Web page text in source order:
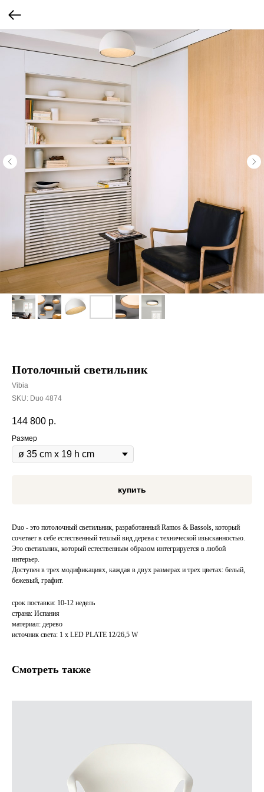
Потолочный светильник
Vibia
SKU: Duo 4874
144 800 р.
Размер
купить
Duo - это потолочный светильник, разработанный Ramos & Bassols, который
сочетает в себе естественный теплый вид дерева с технической изысканностью.
Это светильник, который естественным образом интегрируется в любой
интерьер.
Доступен в трех модификациях, каждая в двух размерах и трех цветах: белый,
бежевый, графит.
срок поставки: 10-12 недель
страна: Испания
материал: дерево
источник света: 1 x LED PLATE 12/26,5 W
Смотреть также